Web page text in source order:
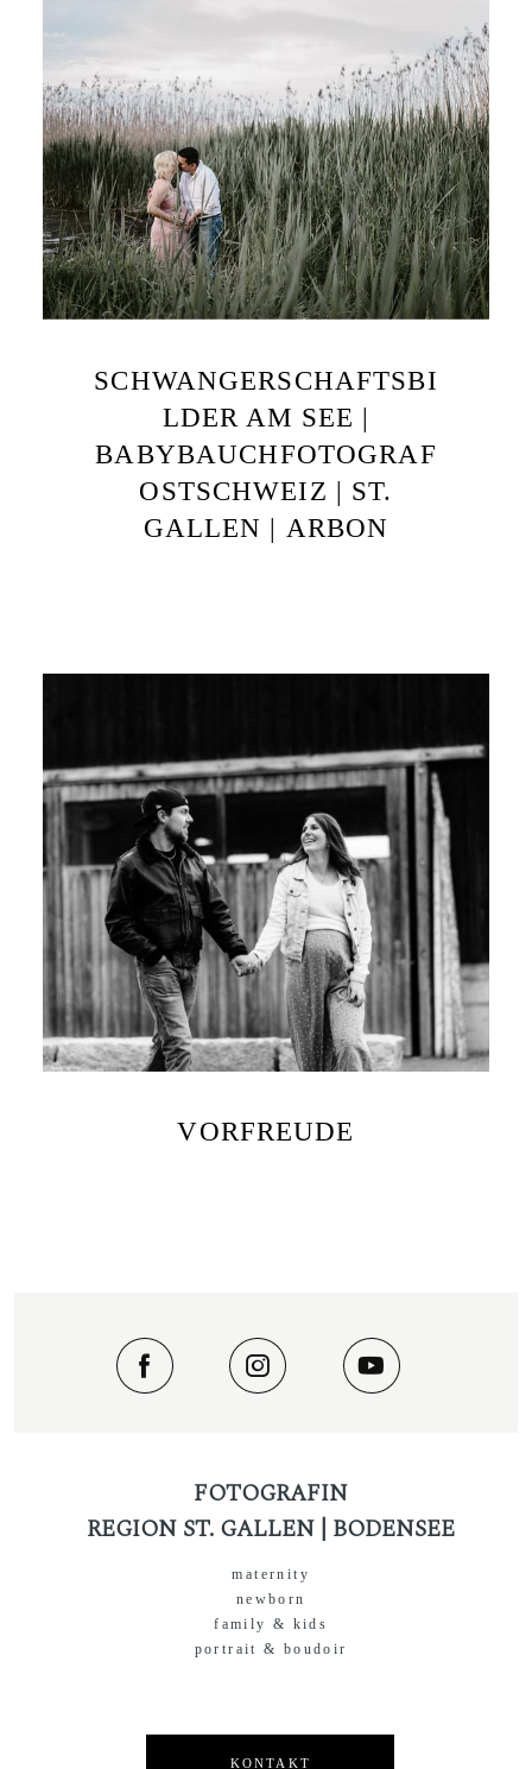
SCHWANGERSCHAFTSBI
LDER AM SEE |
BABYBAUCHFOTOGRAF
OSTSCHWEIZ | ST.
GALLEN | ARBON
VORFREUDE
FOTOGRAFIN
REGION ST. GALLEN | BODENSEE
maternity
newborn
family & kids
portrait & boudoir
KONTAKT